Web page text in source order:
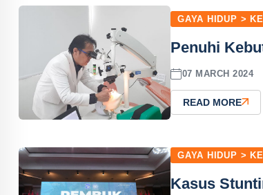
GAYA HIDUP >
Penuhi
07 MARCH 2024
READ MORE
GAYA HIDUP >
Kasus